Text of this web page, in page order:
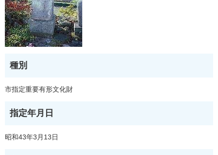
種別
市指定重要有形文化財
指定年月日
昭和43年3月13日